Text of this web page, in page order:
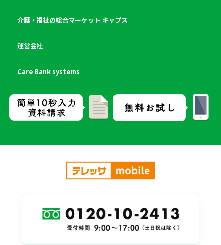
介護・福祉の総合マーケット キャプス
運営会社
Care Bank systems